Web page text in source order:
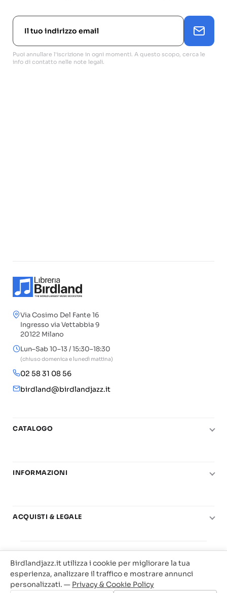
Puoi annullare l'iscrizione in ogni momenti. A questo scopo, cerca le
info di contatto nelle note legali.
Via Cosimo Del Fante 16
Ingresso via Vettabbia 9
20122 Milano
Lun–Sab 10–13 / 15:30–18:30
(chiuso domenica e lunedì mattina)
02 58 31 08 56
birdland@birdlandjazz.it
CATALOGO
Chitarra
Basi play-along
Offerte
INFORMAZIONI
Carta del Docente
ACQUISTI & LEGALE
Privacy & Cookie
Traccia il tuo ordine
Birdland Milano. P.Iva 12093700156
Web Agency Milano
Birdlandjazz.it utilizza i cookie per migliorare la tua
esperienza, analizzare il traffico e mostrare annunci
personalizzati. — Privacy & Cookie Policy